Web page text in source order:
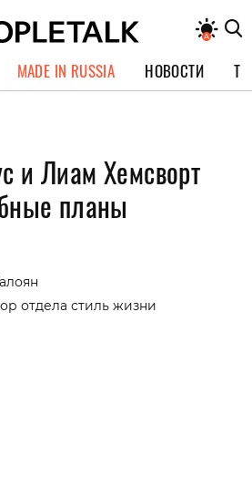
MADE IN RUSSIA НОВОСТИ
и Лиам Хемсворт
планы
отдела стиль жизни